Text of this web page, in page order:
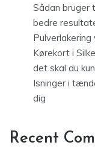
Sådan bruger
bedre
Kørekort i
det skal du
Isninger i
dig
Recent